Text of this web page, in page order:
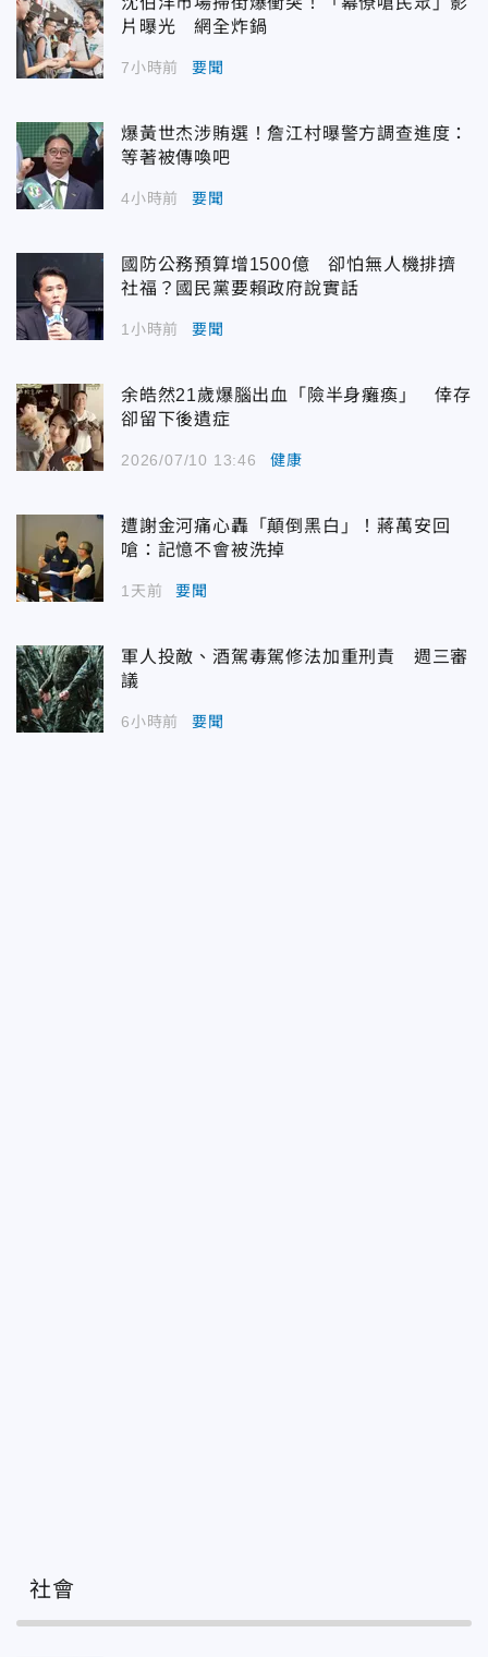
片曝光 網全炸鍋
7小時前 要聞
爆黃世杰涉賄選！詹江村曝警方調查進度：
等著被傳喚吧
4小時前 要聞
國防公務預算增1500億 卻怕無人機排擠
社福？國民黨要賴政府說實話
1小時前 要聞
余皓然21歲爆腦出血「險半身癱瘓」 倖存
卻留下後遺症
2026/07/10 13:46 健康
遭謝金河痛心轟「顛倒黑白」！蔣萬安回
嗆：記憶不會被洗掉
1天前 要聞
軍人投敵、酒駕毒駕修法加重刑責 週三審
議
6小時前 要聞
社會